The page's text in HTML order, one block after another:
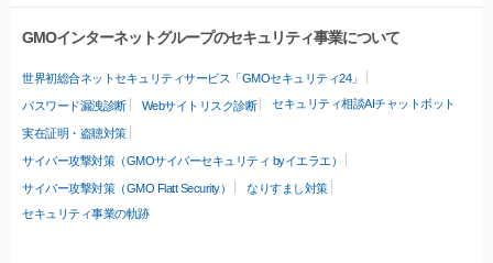
GMOインターネットグループのセキュリティ事業について
世界初総合ネットセキュリティサービス「GMOセキュリティ24」
パスワード漏洩診断 Webサイトリスク診断 セキュリティ相談AIチャットボット
実在証明・盗聴対策
サイバー攻撃対策（GMOサイバーセキュリティ byイエラエ）
サイバー攻撃対策（GMO Flatt Security）
なりすまし対策
セキュリティ事業の軌跡